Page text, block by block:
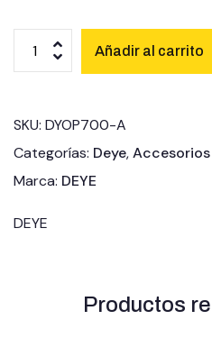
Añadir al carrito
SKU: DYOP700-A
Categorías: Deye,
Marca: DEYE
DEYE
Productos